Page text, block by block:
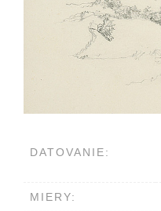
DATOVANIE:
MIERY: